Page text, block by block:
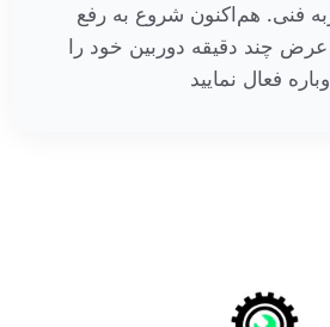
فنی. هم‌اکنون شروع به رفع
چند دقیقه دوربین خود را